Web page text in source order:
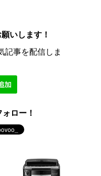
いします！
記事を配信しま
ロー！